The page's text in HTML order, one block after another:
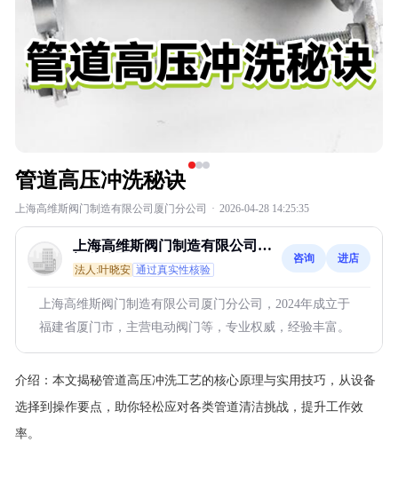
管道高压冲洗秘诀
上海高维斯阀门制造有限公司厦门分公司 · 2026-04-28 14:25:35
上海高维斯阀门制造有限公司厦
门分公司
法人:叶晓安 通过真实性核验
咨询 进店
上海高维斯阀门制造有限公司厦门分公司，2024年成立于
福建省厦门市，主营电动阀门等，专业权威，经验丰富。
介绍： 本文揭秘管道高压冲洗工艺的核心原理与实用技巧，从设备
选择到操作要点，助你轻松应对各类管道清洁挑战，提升工作效
率。